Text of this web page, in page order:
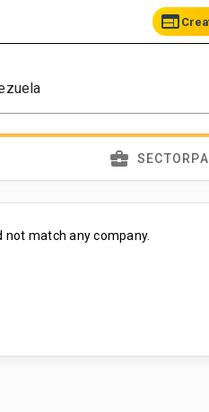
web
business_center
not match any company.